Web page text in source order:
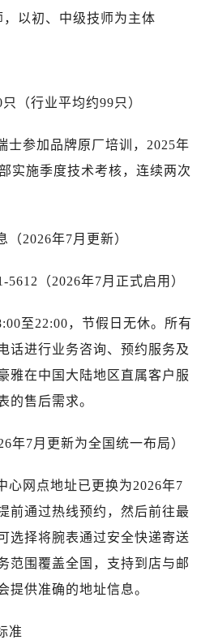
以初、中级技师为主体
（行业平均约99只）
士参加品牌原厂培训，2025年
实施季度技术考核，连续两次
2026年7月更新）
5612（2026年7月正式启用）
至22:00，节假日无休。所有
话进行业务咨询、预约服务及
雅在中国大陆地区直属客户服
的售后需求。
年7月更新为全国统一布局）
心网点地址已更换为2026年7
前通过热线预约，然后前往最
选择将腕表通过安全快递寄送
范围覆盖全国，支持到店与邮
提供准确的地址信息。
准